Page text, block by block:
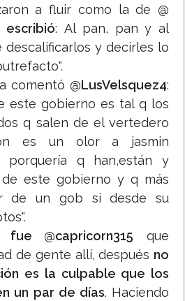
a fluir como la de @
escribió: Al pan, pan y al
descalificarlos y decirles lo
comentó @LusVelsquez4:
este gobierno es tal q los
q salen de el vertedero
es un olor a jasmin
porquería q han,están y
de este gobierno y q más
de un gob si desde su
fue @capricorn315 que
de gente allí, después no
es la culpable que los
un par de días. Haciendo